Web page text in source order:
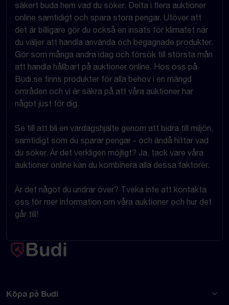
säkert buda hem vad du söker. Delta i flera auktioner
online samtidigt och spara stora pengar. Utöver att
det är billigare gör du också en insats för klimatet när
du väljer att handla använda och begagnade produkter.
Gör som många andra idag och försök till största mån
att handla hållbart på auktioner online. Hos oss på
Budi.se finns produkter för alla behov i en mängd
områden och vi är säkra på att våra auktioner har
något just för dig.
Se till att bli en vardagshjälte genom att bidra till miljön,
samtidigt som du sparar pengar - och ändå hittar vad
du söker. Är det verkligen möjligt? Ja, tack vare våra
auktioner online kan du kombinera alla dessa faktorer.
Är det något du undrar över? Tveka inte att kontakta
oss för mer information om våra auktioner och hur det
går till!
Köpa på Budi